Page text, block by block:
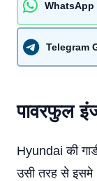
WhatsApp
Telegram
पावरफुल
Hyundai की
उसी तरह से इसमे